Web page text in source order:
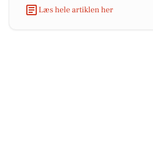
Læs hele artiklen her